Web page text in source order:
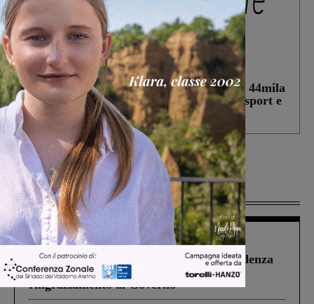
In vetrina 3 Agosto 2026
Estra Notizie agosto: Smart Cities, oltre 44mila
studenti coinvolti, torna il bando per lo sport e
debutta il podcast Estrair
Più lette
Figline Incisa Valdarno 1 Agosto 2026
Piscina di Figline finanziata oltre la scadenza
Pnrr, il gruppo di Fratelli d’Italia: “Un
ringraziamento al Governo”